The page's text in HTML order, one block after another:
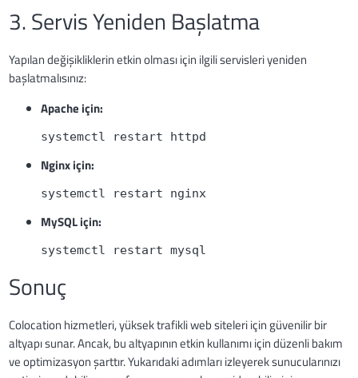
3. Servis Yeniden Başlatma
Yapılan değişikliklerin etkin olması için ilgili servisleri yeniden
başlatmalısınız:
Apache için:
systemctl restart httpd
Nginx için:
systemctl restart nginx
MySQL için:
systemctl restart mysql
Sonuç
Colocation hizmetleri, yüksek trafikli web siteleri için güvenilir bir
altyapı sunar. Ancak, bu altyapının etkin kullanımı için düzenli bakım
ve optimizasyon şarttır. Yukarıdaki adımları izleyerek sunucularınızı